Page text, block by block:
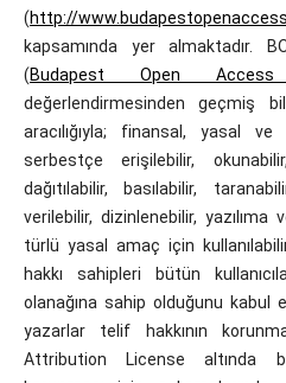
(http://
kapsamında yer almaktadır.
(Budapest Open Access
değerlendirmesinden geçmiş
aracılığıyla; finansal, yasal ve
serbestçe erişilebilir,
dağıtılabilir, basılabilir,
verilebilir, dizinlenebilir,
türlü yasal amaç için
hakkı sahipleri bütün
olanağına sahip olduğunu kabul
yazarlar telif hakkının
Attribution License altında